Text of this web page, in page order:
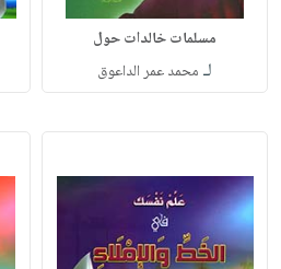
مسلمات خالدات حول
لـ محمد عمر الداعوق